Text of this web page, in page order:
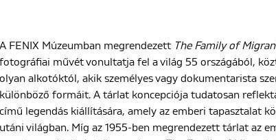
A FENIX Múzeumban megrendezett The Family of
fotográfiai művét vonultatja fel a világ 55 országából,
olyan alkotóktól, akik személyes vagy dokumentarista
különböző formáit. A tárlat koncepciója tudatosan
című legendás kiállítására, amely az emberi tapasztalat
utáni világban. Míg az 1955-ben megrendezett tárlat az